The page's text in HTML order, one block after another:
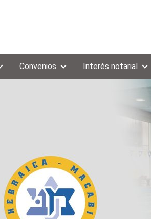
Convenios Interés notarial